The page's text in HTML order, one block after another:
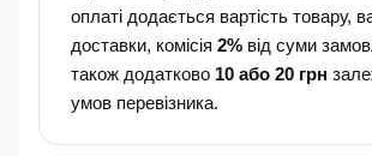
оплаті додається вартість товару,
доставки, комісія 2% від суми
також додатково 10 або 20 грн
умов перевізника.